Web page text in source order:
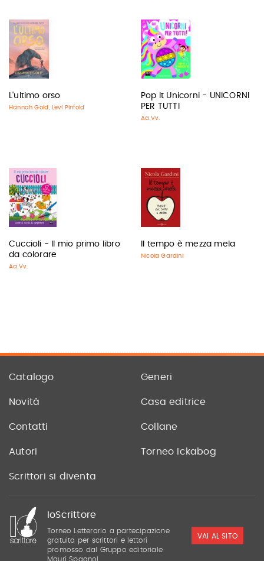
L'ultimo orso
Hannah Gold , Levi Pinfold
Pop It Unicorni - UNICORNI
PER TUTTI
Aa.Vv.
Cuccioli - Il mio primo libro
da colorare
Aa.Vv.
Il tempo è mezza mela
Nicola Gardini
Catalogo Generi
Novità Casa editrice
Contatti Collane
Autori Torneo Ickabog
Scrittori si diventa
IoScrittore
Torneo Letterario a partecipazione
gratuita per scrittori e lettori
promosso dal Gruppo editoriale
Mauri Spagnol
VAI AL SITO